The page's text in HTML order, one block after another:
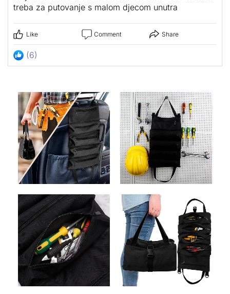
treba za putovanje s malom djecom unutra
Like Comment Share
(6)